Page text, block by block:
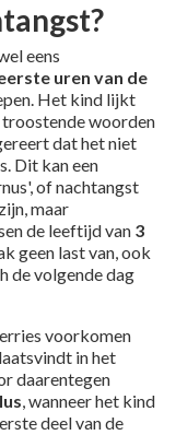
eens
uren van de
Het kind lijkt
woorden
dat het niet
Dit kan een
of nachtangst
maar
de leeftijd van 3
geen last van, ook
de volgende dag
voorkomen
in het
daarentegen
, wanneer het kind
deel van de